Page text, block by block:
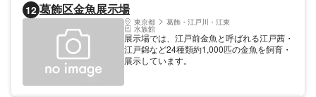
12 葛飾区金魚展示場
東京都 葛飾・江戸川・江東
水族館
展示場では、江戸前金魚と呼ばれる江戸茜・
江戸錦など24種類約1,000匹の金魚を飼育・
展示しています。